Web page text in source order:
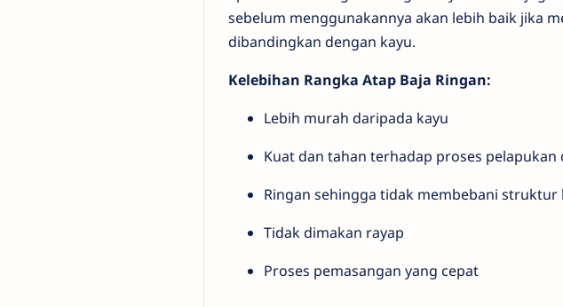
sebelum menggunakannya akan lebih baik jika
dibandingkan dengan kayu.
Kelebihan Rangka Atap Baja Ringan:
Lebih murah daripada kayu
Kuat dan tahan terhadap proses
Ringan sehingga tidak membebani struktur
Tidak dimakan rayap
Proses pemasangan yang cepat